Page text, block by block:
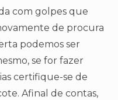
com golpes que
de procura
podemos ser
se for fazer
certifique-se de
Afinal de contas,